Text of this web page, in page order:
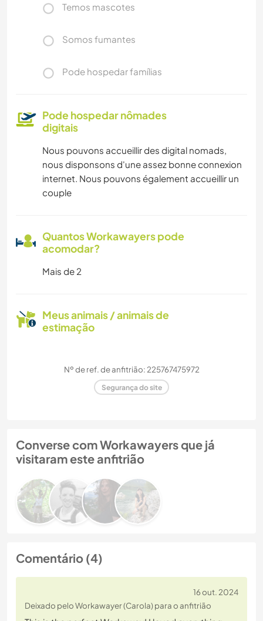
Temos mascotes
Somos fumantes
Pode hospedar famílias
Pode hospedar nômades
digitais
Nous pouvons accueillir des digital nomads,
nous disponsons d'une assez bonne connexion
internet. Nous pouvons également accueillir un
couple
Quantos Workawayers pode
acomodar?
Mais de 2
Meus animais / animais de
estimação
Nº de ref. de anfitrião: 225767475972
Segurança do site
Converse com Workawayers que já
visitaram este anfitrião
Comentário (4)
16 out. 2024
Deixado pelo Workawayer (Carola) para o anfitrião